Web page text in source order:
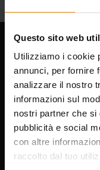
Questo sito web
Utilizziamo i cookie
annunci, per fornire
analizzare il nostro
informazioni sul
nostri partner che si
pubblicità e social
con altre
raccolto dal tuo
La nostra
Scalable Hosting
Codice di
Partita IVA:
Indirizzo: Harju
Vesivärava tn 50-